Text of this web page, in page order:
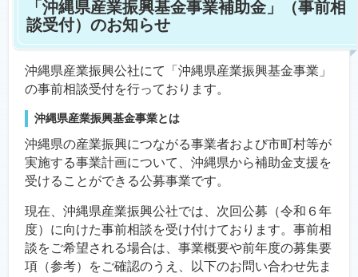
「沖縄県産業振興基金事業補助金」（事前相
談受付）のお知らせ
沖縄県産業振興公社にて「沖縄県産業振興基金事業」
の事前相談受付を行っております。
沖縄県産業振興基金事業とは
沖縄県の産業振興につながる事業者および市町村等が
実施する事業計画について、沖縄県から補助金支援を
受けることができる公募事業です。
現在、沖縄県産業振興公社では、次回公募（令和６年
度）に向けた事前相談を受け付けております。事前相
談をご希望される場合は、事業概要や前年度の募集要
項（参考）をご確認のうえ、以下のお問い合わせ先ま